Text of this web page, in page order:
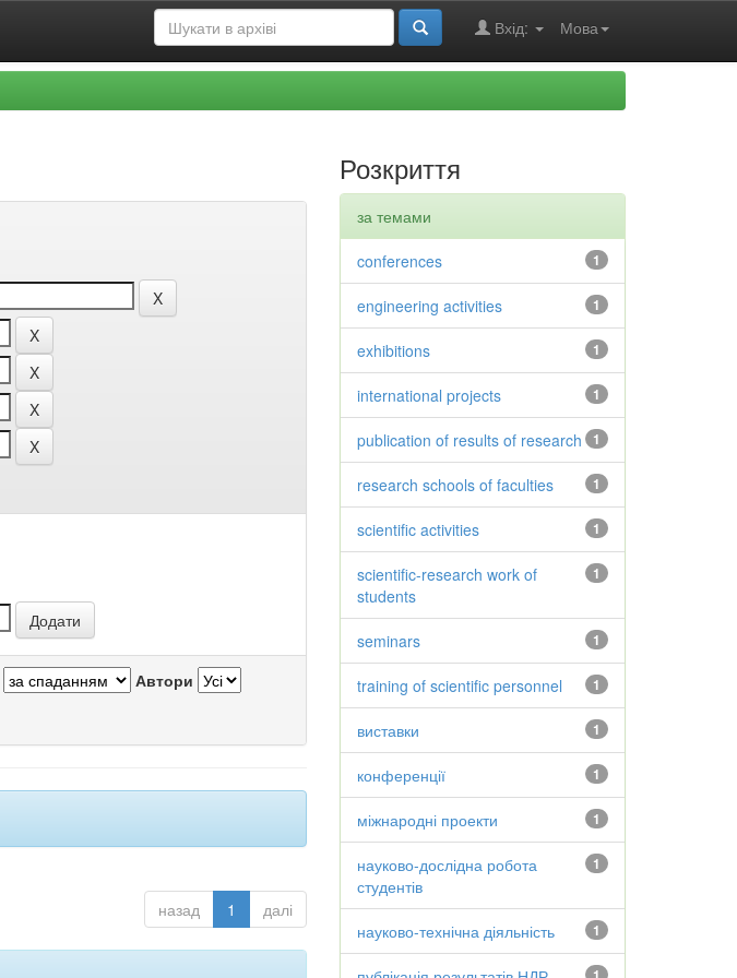
Мова
Вхід:
Автори
назад 1 далі
Розкриття
за темами
1
conferences
1
engineering activities
1
exhibitions
1
international projects
1
publication of results of research
1
research schools of faculties
1
scientific activities
1
scientific-research work of
students
1
seminars
1
training of scientific personnel
1
виставки
1
конференції
1
міжнародні проекти
1
науково-дослідна робота
студентів
1
науково-технічна діяльність